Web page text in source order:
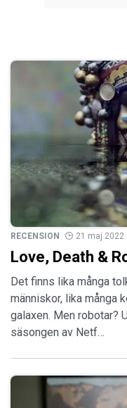
RECENSION 21 maj 2022
Love, Death &
Det finns lika många
människor, lika många
galaxen. Men robotar?
säsongen av Netf…